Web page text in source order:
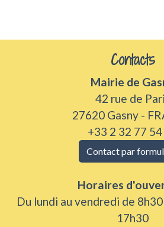
Contacts
Mairie de
42 rue de
27620 Gasny -
+33 2 32 77
Contact par
Horaires
Du lundi au vendredi de
17h30